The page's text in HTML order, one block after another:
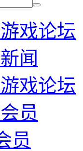
戏论坛
闻
戏论坛
员
员